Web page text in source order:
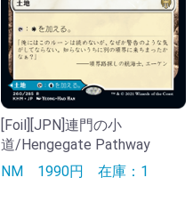
[Foil][JPN]連門の小
道/Hengegate Pathway
NM 1990円 在庫：1